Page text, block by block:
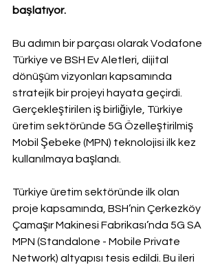
başlatıyor.
Bu adımın bir parçası olarak Vodafone
Türkiye ve BSH Ev Aletleri, dijital
dönüşüm vizyonları kapsamında
stratejik bir projeyi hayata geçirdi.
Gerçekleştirilen iş birliğiyle, Türkiye
üretim sektöründe 5G Özelleştirilmiş
Mobil Şebeke (MPN) teknolojisi ilk kez
kullanılmaya başlandı.
Türkiye üretim sektöründe ilk olan
proje kapsamında, BSH’nin Çerkezköy
Çamaşır Makinesi Fabrikası’nda 5G SA
MPN (Standalone - Mobile Private
Network) altyapısı tesis edildi. Bu ileri